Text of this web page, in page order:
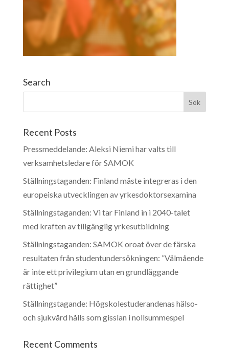
Search
Recent Posts
Pressmeddelande: Aleksi Niemi har valts till
verksamhetsledare för SAMOK
Ställningstaganden: Finland måste integreras i den
europeiska utvecklingen av yrkesdoktorsexamina
Ställningstaganden: Vi tar Finland in i 2040-talet
med kraften av tillgänglig yrkesutbildning
Ställningstaganden: SAMOK oroat över de färska
resultaten från studentundersökningen: ”Välmående
är inte ett privilegium utan en grundläggande
rättighet”
Ställningstagande: Högskolestuderandenas hälso-
och sjukvård hålls som gisslan i nollsummespel
Recent Comments